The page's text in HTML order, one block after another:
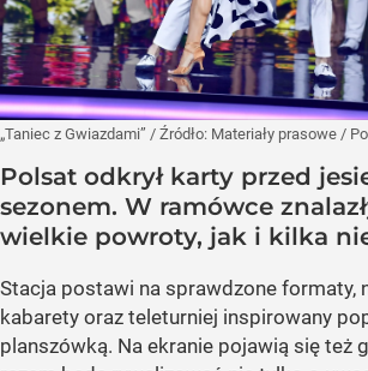
„Taniec z Gwiazdami” / Źródło: Materiały prasowe /
Polsat odkrył karty przed
sezonem. W ramówce
wielkie powroty, jak i kilka
Stacja postawi na sprawdzone formaty,
kabarety oraz teleturniej inspirowany
planszówką. Na ekranie pojawią się też